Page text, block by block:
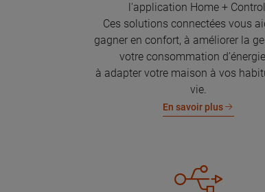
l'application Home +
Ces solutions connectées vous
gagner en confort, à améliorer la
votre consommation
à adapter votre maison à vos
vie.
En savoir plus